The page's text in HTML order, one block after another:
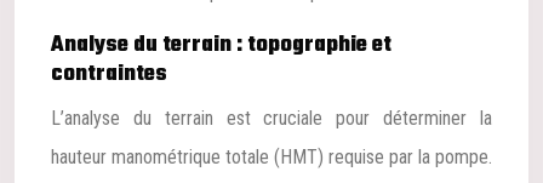
Analyse du terrain : topographie et
contraintes
L’analyse du terrain est cruciale pour déterminer la
hauteur manométrique totale (HMT) requise par la pompe.